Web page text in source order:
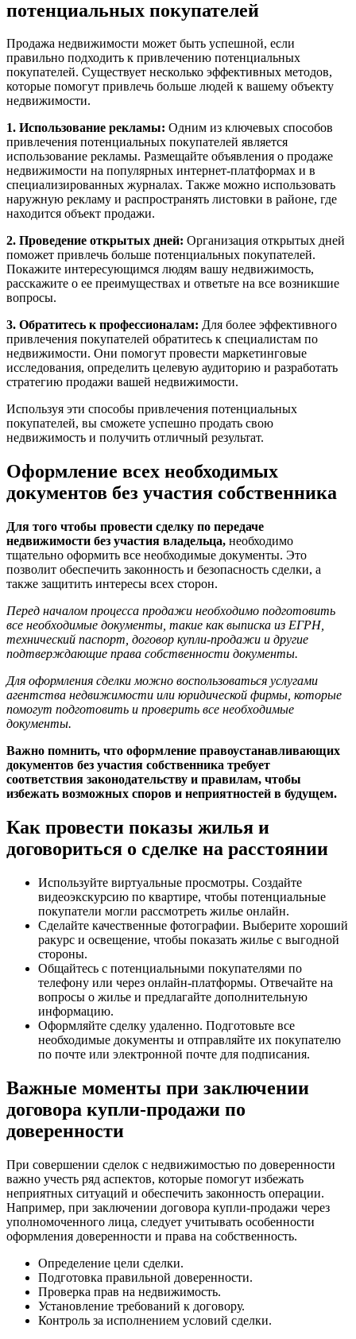
потенциальных покупателей
Продажа недвижимости может быть успешной, если
правильно подходить к привлечению потенциальных
покупателей. Существует несколько эффективных методов,
которые помогут привлечь больше людей к вашему объекту
недвижимости.
1. Использование рекламы: Одним из ключевых способов
привлечения потенциальных покупателей является
использование рекламы. Размещайте объявления о продаже
недвижимости на популярных интернет-платформах и в
специализированных журналах. Также можно использовать
наружную рекламу и распространять листовки в районе, где
находится объект продажи.
2. Проведение открытых дней: Организация открытых дней
поможет привлечь больше потенциальных покупателей.
Покажите интересующимся людям вашу недвижимость,
расскажите о ее преимуществах и ответьте на все возникшие
вопросы.
3. Обратитесь к профессионалам: Для более эффективного
привлечения покупателей обратитесь к специалистам по
недвижимости. Они помогут провести маркетинговые
исследования, определить целевую аудиторию и разработать
стратегию продажи вашей недвижимости.
Используя эти способы привлечения потенциальных
покупателей, вы сможете успешно продать свою
недвижимость и получить отличный результат.
Оформление всех необходимых
документов без участия собственника
Для того чтобы провести сделку по передаче
недвижимости без участия владельца, необходимо
тщательно оформить все необходимые документы. Это
позволит обеспечить законность и безопасность сделки, а
также защитить интересы всех сторон.
Перед началом процесса продажи необходимо подготовить
все необходимые документы, такие как выписка из ЕГРН,
технический паспорт, договор купли-продажи и другие
подтверждающие права собственности документы.
Для оформления сделки можно воспользоваться услугами
агентства недвижимости или юридической фирмы, которые
помогут подготовить и проверить все необходимые
документы.
Важно помнить, что оформление правоустанавливающих
документов без участия собственника требует
соответствия законодательству и правилам, чтобы
избежать возможных споров и неприятностей в будущем.
Как провести показы жилья и
договориться о сделке на расстоянии
Используйте виртуальные просмотры. Создайте
видеоэкскурсию по квартире, чтобы потенциальные
покупатели могли рассмотреть жилье онлайн.
Сделайте качественные фотографии. Выберите хороший
ракурс и освещение, чтобы показать жилье с выгодной
стороны.
Общайтесь с потенциальными покупателями по
телефону или через онлайн-платформы. Отвечайте на
вопросы о жилье и предлагайте дополнительную
информацию.
Оформляйте сделку удаленно. Подготовьте все
необходимые документы и отправляйте их покупателю
по почте или электронной почте для подписания.
Важные моменты при заключении
договора купли-продажи по
доверенности
При совершении сделок с недвижимостью по доверенности
важно учесть ряд аспектов, которые помогут избежать
неприятных ситуаций и обеспечить законность операции.
Например, при заключении договора купли-продажи через
уполномоченного лица, следует учитывать особенности
оформления доверенности и права на собственность.
Определение цели сделки.
Подготовка правильной доверенности.
Проверка прав на недвижимость.
Установление требований к договору.
Контроль за исполнением условий сделки.